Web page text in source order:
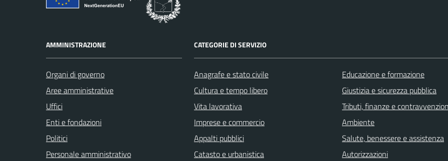
AMMINISTRAZIONE
Organi di governo
Aree amministrative
Uffici
Enti e fondazioni
Politici
Personale amministrativo
CATEGORIE DI SERVIZIO
Anagrafe e stato civile
Cultura e tempo libero
Vita lavorativa
Imprese e commercio
Appalti pubblici
Catasto e urbanistica
Educazione e formazione
Giustizia e sicurezza pubblica
Tributi, finanze e
Ambiente
Salute, benessere e assistenza
Autorizzazioni